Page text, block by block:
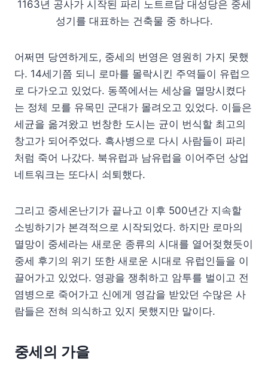
1163년 공사가 시작된 파리 노트르담 대성당은 중세
성기를 대표하는 건축물 중 하나다.
어쩌면 당연하게도, 중세의 번영은 영원히 가지 못했
다. 14세기쯤 되니 로마를 몰락시킨 주역들이 유럽으
로 다가오고 있었다. 동쪽에서는 세상을 멸망시켰다
는 정체 모를 유목민 군대가 몰려오고 있었다. 이들은
세균을 옮겨왔고 번창한 도시는 균이 번식할 최고의
창고가 되어주었다. 흑사병으로 다시 사람들이 파리
처럼 죽어 나갔다. 북유럽과 남유럽을 이어주던 상업
네트워크는 또다시 쇠퇴했다.
그리고 중세온난기가 끝나고 이후 500년간 지속할
소빙하기가 본격적으로 시작되었다. 하지만 로마의
멸망이 중세라는 새로운 종류의 시대를 열어젖혔듯이
중세 후기의 위기 또한 새로운 시대로 유럽인들을 이
끌어가고 있었다. 영광을 쟁취하고 암투를 벌이고 전
염병으로 죽어가고 신에게 영감을 받았던 수많은 사
람들은 전혀 의식하고 있지 못했지만 말이다.
중세의 가을